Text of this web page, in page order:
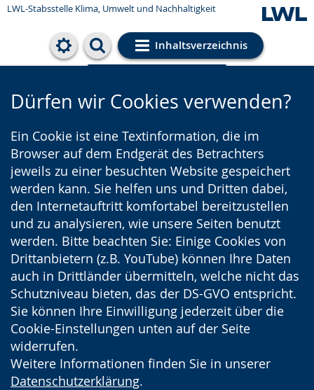
LWL-Stabsstelle Klima, Umwelt und Nachhaltigkeit
Inhaltsverzeichnis
Cookie-Einstellungen
Dürfen wir Cookies verwenden?
Ein Cookie ist eine Textinformation, die im
Browser auf dem Endgerät des Betrachters
jeweils zu einer besuchten Website gespeichert
werden kann. Sie helfen uns und Dritten dabei,
den Internetauftritt komfortabel bereitzustellen
und zu analysieren, wie unsere Seiten benutzt
werden. Bitte beachten Sie: Einige Cookies von
Drittanbietern (z.B. YouTube) können Ihre Daten
auch in Drittländer übermitteln, welche nicht das
Schutzniveau bieten, das der DS-GVO entspricht.
Sie können Ihre Einwilligung jederzeit über die
Cookie-Einstellungen unten auf der Seite
widerrufen.
Weitere Informationen finden Sie in unserer
Datenschutzerklärung.